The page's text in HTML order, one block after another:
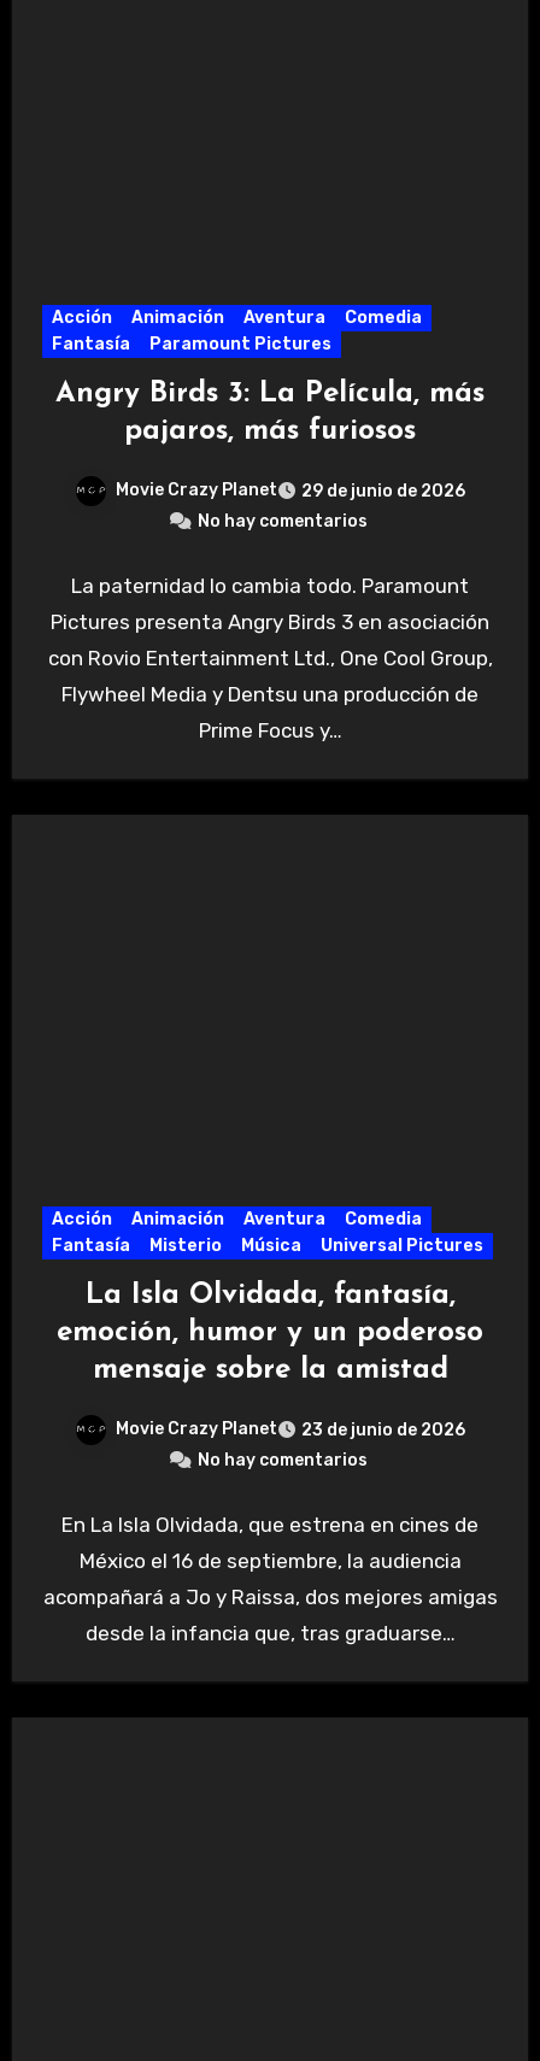
Acción Animación Aventura
Comedia
Fantasía
Paramount Pictures
Angry Birds 3: La Película, más
pajaros, más furiosos
Movie Crazy Planet
29 de junio de 2026
No hay comentarios
La paternidad lo cambia todo. Paramount
Pictures presenta Angry Birds 3 en asociación
con Rovio Entertainment Ltd., One Cool Group,
Flywheel Media y Dentsu una producción de
Prime Focus y…
Acción Animación Aventura
Comedia
Fantasía
Misterio Música Universal Pictures
La Isla Olvidada, fantasía,
emoción, humor y un poderoso
mensaje sobre la amistad
Movie Crazy Planet
23 de junio de 2026
No hay comentarios
En La Isla Olvidada, que estrena en cines de
México el 16 de septiembre, la audiencia
acompañará a Jo y Raissa, dos mejores amigas
desde la infancia que, tras graduarse…